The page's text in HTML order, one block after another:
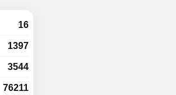
16
1397
3544
76211